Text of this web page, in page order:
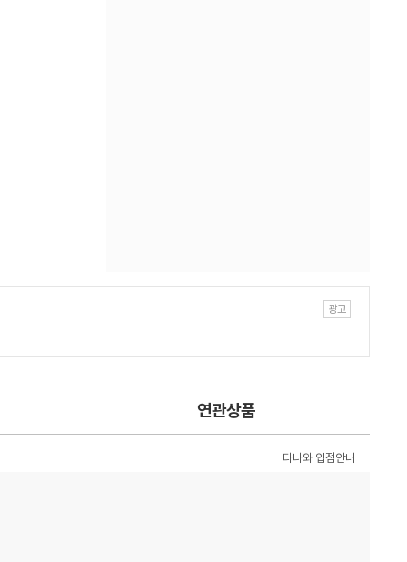
연관상품
다나와 입점안내